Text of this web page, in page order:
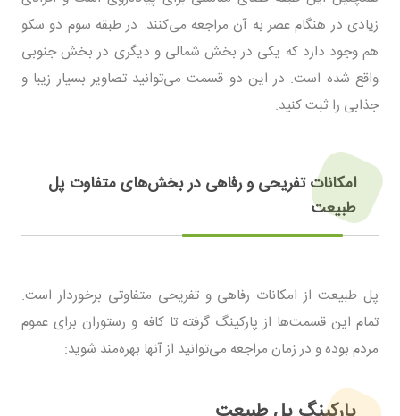
زیادی در هنگام عصر به آن مراجعه می‌کنند. در طبقه سوم دو سکو
هم وجود دارد که یکی در بخش شمالی و دیگری در بخش جنوبی
واقع شده است. در این دو قسمت می‌توانید تصاویر بسیار زیبا و
جذابی را ثبت کنید.
امکانات تفریحی و رفاهی در بخش‌‌های متفاوت پل
طبیعت
پل طبیعت از امکانات رفاهی و تفریحی متفاوتی برخوردار است.
تمام این قسمت‌ها از پارکینگ گرفته تا کافه و رستوران برای عموم
مردم بوده و در زمان مراجعه می‌توانید از آنها بهره‌مند شوید: